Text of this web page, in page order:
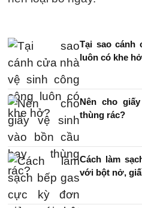
Tại sao cánh
luôn có khe
Nên cho
thùng rác?
Cách làm
với bột nở,